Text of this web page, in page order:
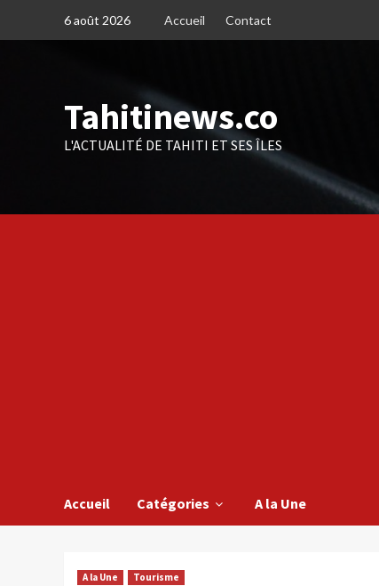
6 août 2026 Accueil Contact
Tahitinews.co
L'ACTUALITÉ DE TAHITI ET SES ÎLES
Accueil Catégories A la Une
A la Une Tourisme